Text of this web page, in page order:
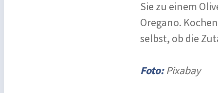
Sie zu einem
Oregano.
selbst, ob die
Foto:Pixabay